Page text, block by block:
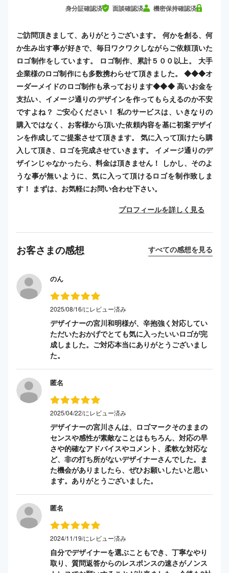
身分証確認済 面談確認済 機密保持確認済
ご訪問頂きまして、ありがとうございます。 何かを創る、何
か生み出す事が好きで、毎日ワクワクしながらご依頼頂いた
ロゴ制作をしています。 ロゴ制作、累計５００以上。 大手
企業様のロゴ制作にも多数携わらせて頂きました。 ◆◆◆オ
ーダーメイドのロゴ制作も承っております◆◆◆ 高いお金を
支払い、イメージ通りのデザインを作ってもらえるのか不安
ですよね？ ご安心ください！ 私のサービスは、いきなりの
購入ではなく、お客様から頂いた依頼内容を基に初案デザイ
ンを作成してご提案させて頂きます。 気に入って頂けたら購
入して頂き、ロゴを完成させていきます。 イメージ通りのデ
ザインじゃなかったら、料金は頂きません！ しかし、そのよ
うな事が無いように、気に入って頂けるロゴを制作致しま
す！ まずは、お気軽にお問い合わせ下さい。
プロフィールを詳しく見る
お客さまの感想 すべての感想を見る
のん
2025/08/16/にレビュー済み
デザイナーの宮川和明様が、辛抱強く対応してい
ただいたおかげでとても気に入ったいいロゴが完
成しました。ご対応本当にありがとうございまし
た。
匿名
2025/04/22/にレビュー済み
デザイナーの宮川さんは、ロゴマークそのままの
センスや感性が素敵なことはもちろん、対応の早
さや的確なアドバイスやコメント、柔軟な対応な
ど、非の打ち所がないデザイナーさんでした。ま
た機会がありましたら、ぜひお願いしたいと思い
ます。ありがとうございました。
匿名
2024/11/19/にレビュー済み
自分でデザイナーを選ぶこともでき、丁寧なやり
取り、質問返答からのレスポンスの速さがノンス